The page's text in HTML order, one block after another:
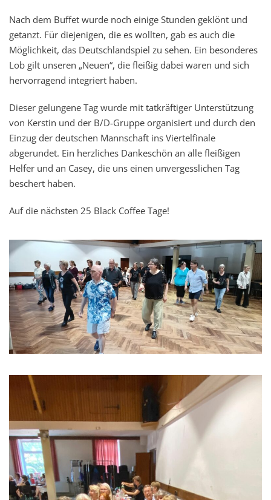
Nach dem Buffet wurde noch einige Stunden geklönt und
getanzt. Für diejenigen, die es wollten, gab es auch die
Möglichkeit, das Deutschlandspiel zu sehen. Ein besonderes
Lob gilt unseren „Neuen“, die fleißig dabei waren und sich
hervorragend integriert haben.
Dieser gelungene Tag wurde mit tatkräftiger Unterstützung
von Kerstin und der B/D-Gruppe organisiert und durch den
Einzug der deutschen Mannschaft ins Viertelfinale
abgerundet. Ein herzliches Dankeschön an alle fleißigen
Helfer und an Casey, die uns einen unvergesslichen Tag
beschert haben.
Auf die nächsten 25 Black Coffee Tage!